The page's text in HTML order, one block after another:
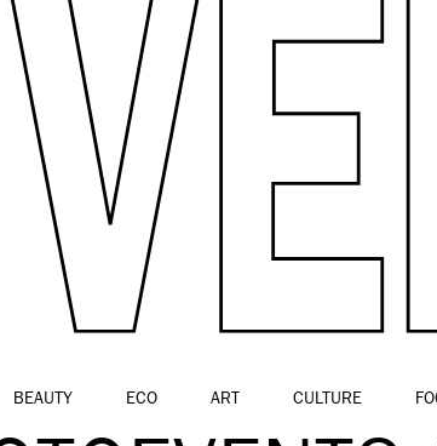
BEAUTY ECO ART CULTURE